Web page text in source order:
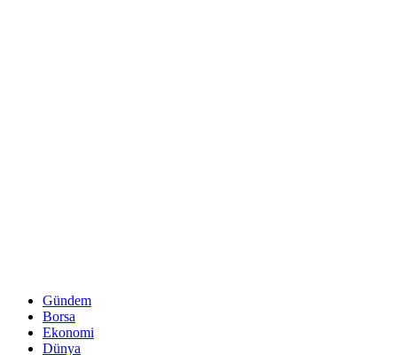
Gündem
Borsa
Ekonomi
Dünya